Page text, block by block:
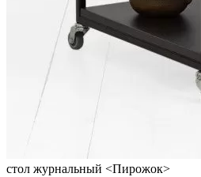
стол журнальный <Пирожок>